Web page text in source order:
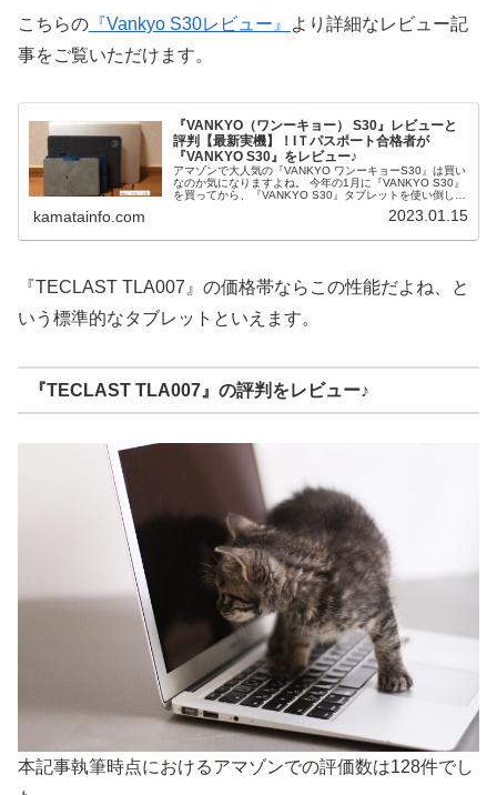
こちらの 『Vankyo S30レビュー』
より詳細なレビュー記
事をご覧いただけます。
『VANKYO（ワンーキョー） S30』レビューと
評判【最新実機】！IＴパスポート合格者が
『VANKYO S30』をレビュー♪
アマゾンで大人気の『VANKYO ワンーキョーS30』は買い
なのか気になりますよね。 今年の1月に『VANKYO S30』
を買ってから、『VANKYO S30』タブレットを使い倒した
リット・デメリット。 そして、オススメしたい人や買う前
kamatainfo.com 2023.01.15
『TECLAST TLA007』の価格帯ならこの性能だよね、と
いう標準的なタブレットといえます。
『TECLAST TLA007』の評判をレビュー♪
本記事執筆時点におけるアマゾンでの評価数は128件でし